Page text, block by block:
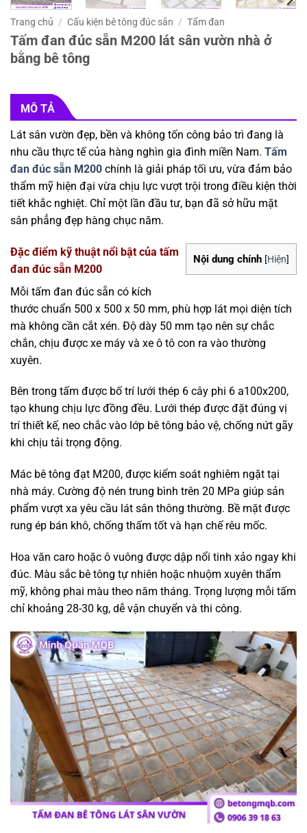
Trang chủ / Cấu kiện bê tông đúc sẵn / Tấm đan
Tấm đan đúc sẵn M200 lát sân vườn nhà ở
bằng bê tông
MÔ TẢ
Lát sân vườn đẹp, bền và không tốn công bảo trì đang là
nhu cầu thực tế của hàng nghìn gia đình miền Nam. Tấm
đan đúc sẵn M200 chính là giải pháp tối ưu, vừa đảm bảo
thẩm mỹ hiện đại vừa chịu lực vượt trội trong điều kiện thời
tiết khắc nghiệt. Chỉ một lần đầu tư, bạn đã sở hữu mặt
sân phẳng đẹp hàng chục năm.
Nội dung chính [Hiện]
Đặc điểm kỹ thuật nổi bật của tấm
đan đúc sẵn M200
Mỗi tấm đan đúc sẵn có kích
thước chuẩn 500 x 500 x 50 mm, phù hợp lát mọi diện tích
mà không cần cắt xén. Độ dày 50 mm tạo nên sự chắc
chắn, chịu được xe máy và xe ô tô con ra vào thường
xuyên.
Bên trong tấm được bố trí lưới thép 6 cây phi 6 a100x200,
tạo khung chịu lực đồng đều. Lưới thép được đặt đúng vị
trí thiết kế, neo chắc vào lớp bê tông bảo vệ, chống nứt gãy
khi chịu tải trọng động.
Mác bê tông đạt M200, được kiểm soát nghiêm ngặt tại
nhà máy. Cường độ nén trung bình trên 20 MPa giúp sản
phẩm vượt xa yêu cầu lát sân thông thường. Bề mặt được
rung ép bán khô, chống thấm tốt và hạn chế rêu mốc.
Hoa văn caro hoặc ô vuông được dập nổi tinh xảo ngay khi
đúc. Màu sắc bê tông tự nhiên hoặc nhuộm xuyên thẩm
mỹ, không phai màu theo năm tháng. Trọng lượng mỗi tấm
chỉ khoảng 28-30 kg, dễ vận chuyển và thi công.